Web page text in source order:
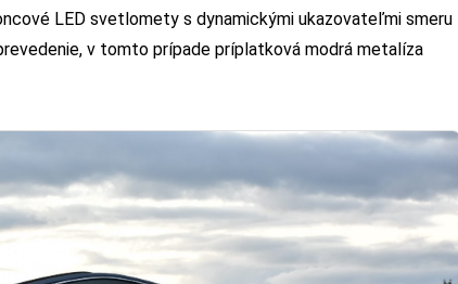
LED svetlomety s dynamickými ukazovateľmi smeru
v tomto prípade príplatková modrá metalíza